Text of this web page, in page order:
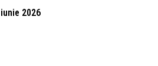
2026